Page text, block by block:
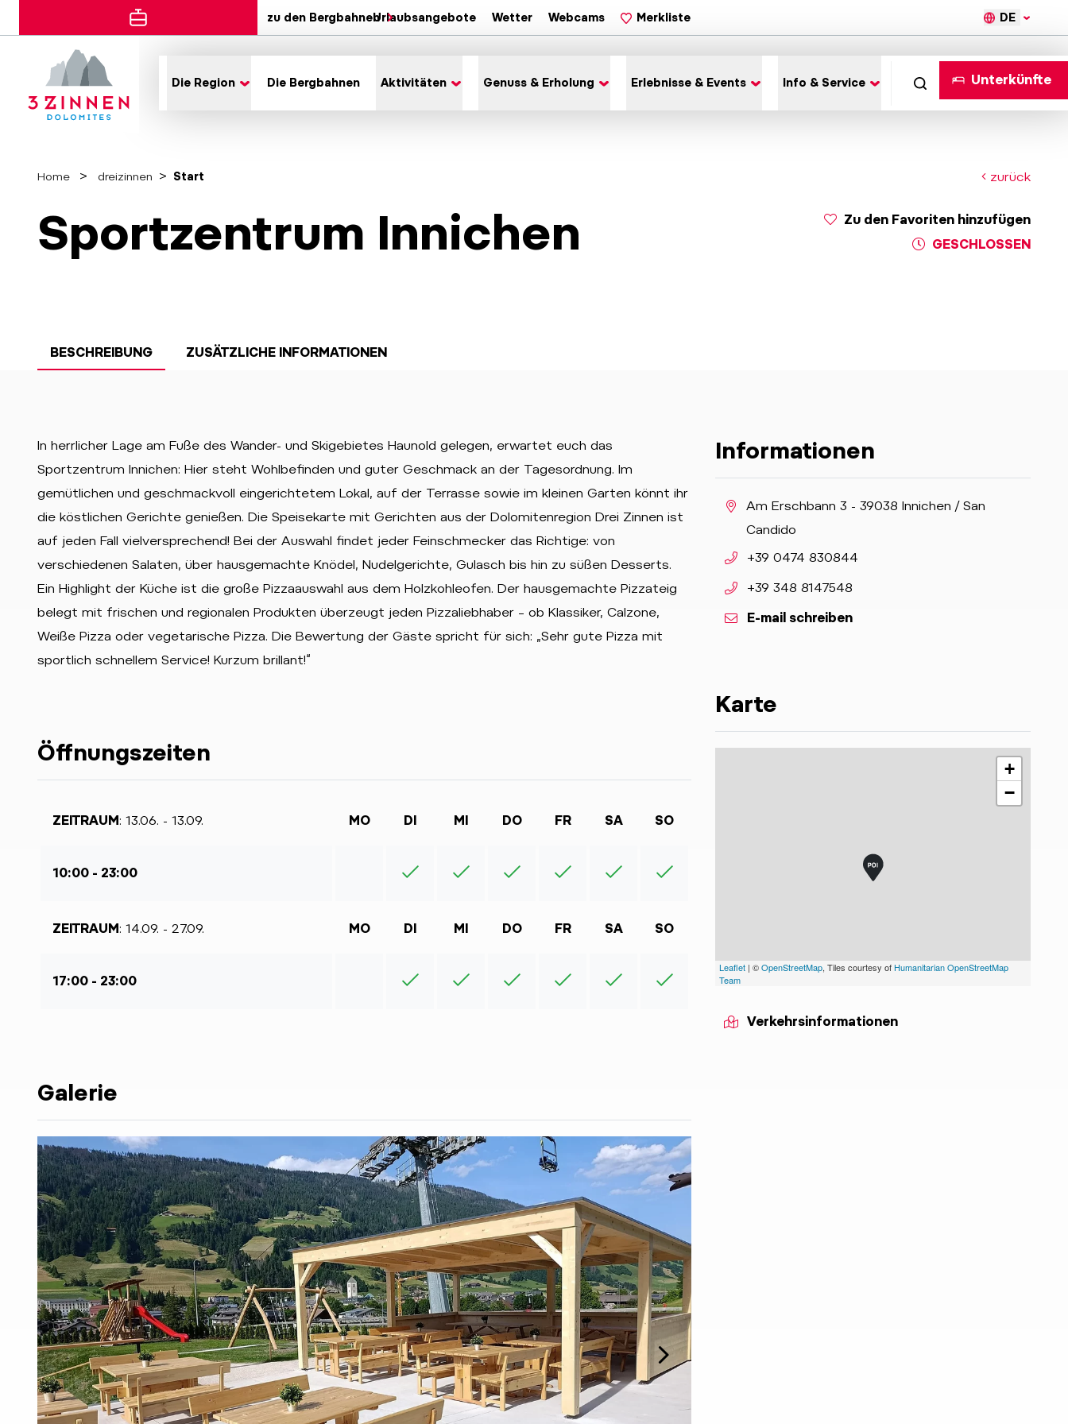
zu den BergbahnenUrlaubsangebote Wetter Webcams Merkliste DE
Die Region Die Bergbahnen Aktivitäten Genuss & Erholung Erlebnisse & Events Info & Service Unterkünfte
Home dreizinnen Start zurück
Sportzentrum Innichen
Zu den Favoriten hinzufügen
GESCHLOSSEN
BESCHREIBUNG ZUSÄTZLICHE INFORMATIONEN
In herrlicher Lage am Fuße des Wander- und Skigebietes Haunold gelegen, erwartet euch das
Sportzentrum Innichen: Hier steht Wohlbefinden und guter Geschmack an der Tagesordnung. Im
gemütlichen und geschmackvoll eingerichtetem Lokal, auf der Terrasse sowie im kleinen Garten könnt ihr
die köstlichen Gerichte genießen. Die Speisekarte mit Gerichten aus der Dolomitenregion Drei Zinnen ist
auf jeden Fall vielversprechend! Bei der Auswahl findet jeder Feinschmecker das Richtige: von
verschiedenen Salaten, über hausgemachte Knödel, Nudelgerichte, Gulasch bis hin zu süßen Desserts.
Ein Highlight der Küche ist die große Pizzaauswahl aus dem Holzkohleofen. Der hausgemachte Pizzateig
belegt mit frischen und regionalen Produkten überzeugt jeden Pizzaliebhaber – ob Klassiker, Calzone,
Weiße Pizza oder vegetarische Pizza. Die Bewertung der Gäste spricht für sich: „Sehr gute Pizza mit
sportlich schnellem Service! Kurzum brillant!“
Öffnungszeiten
ZEITRAUM: 13.06. - 13.09. MO DI MI DO FR SA SO
10:00 - 23:00
ZEITRAUM: 14.09. - 27.09. MO DI MI DO FR SA SO
17:00 - 23:00
Galerie
Informationen
aria.location:
Am Erschbann 3 - 39038 Innichen / San
Candido
aria.phone:
+39 0474 830844
aria.phone:
+39 348 8147548
E-mail schreiben
Karte
+
−
Leaflet | ©OpenStreetMap, Tiles courtesy of Humanitarian OpenStreetMap
Team
Verkehrsinformationen